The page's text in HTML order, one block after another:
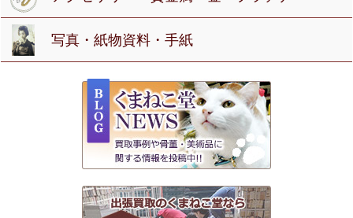
写真・紙物資料・手紙